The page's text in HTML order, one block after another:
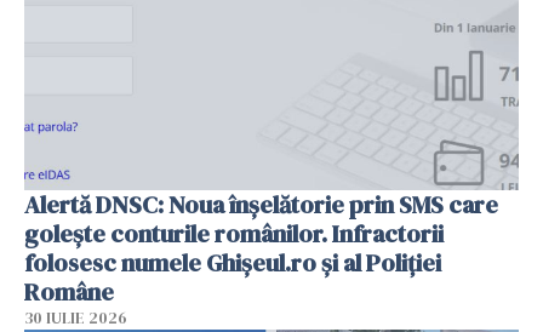
Alertă DNSC: Noua înșelătorie prin SMS care
golește conturile românilor. Infractorii
folosesc numele Ghișeul.ro și al Poliției
Române
30 IULIE 2026